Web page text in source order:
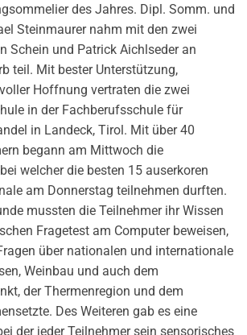
des Jahres. Dipl. Somm. und
Steinmaurer nahm mit den zwei
Schein und Patrick Aichlseder an
teil. Mit bester Unterstützung,
Hoffnung vertraten die zwei
in der Fachberufsschule für
in Landeck, Tirol. Mit über 40
begann am Mittwoch die
welcher die besten 15 auserkoren
am Donnerstag teilnehmen durften.
mussten die Teilnehmer ihr Wissen
Fragetest am Computer beweisen,
über nationalen und internationale
Weinbau und auch dem
der Thermenregion und dem
Des Weiteren gab es eine
der jeder Teilnehmer sein sensorisches